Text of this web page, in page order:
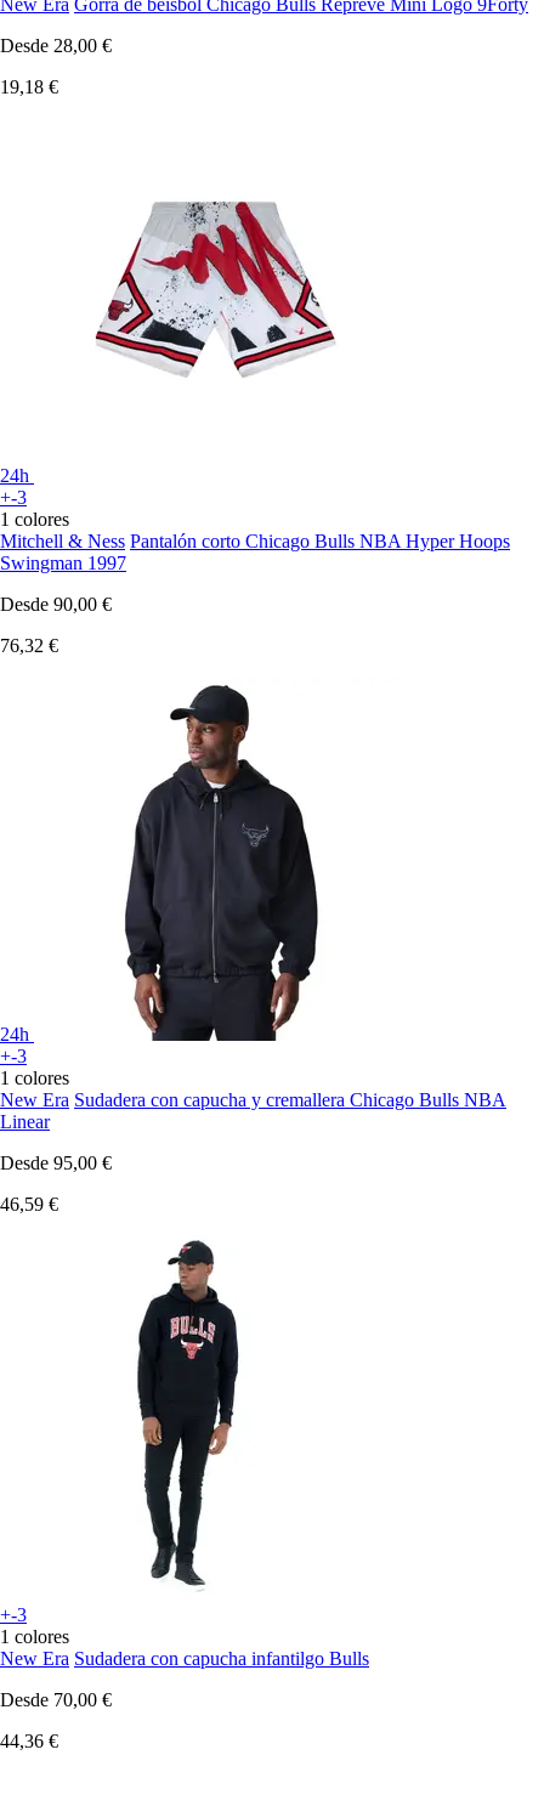
Desde 28,00 €
19,18 €
24h
+-3
1 colores
Mitchell & Ness Pantalón corto Chicago Bulls NBA Hyper Hoops
Swingman 1997
Desde 90,00 €
76,32 €
24h
+-3
1 colores
New Era Sudadera con capucha y cremallera Chicago Bulls NBA
Linear
Desde 95,00 €
46,59 €
+-3
1 colores
New Era Sudadera con capucha infantilgo Bulls
Desde 70,00 €
44,36 €